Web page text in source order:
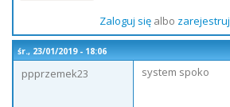
Zaloguj sięalbo zarejestruj
śr., 23/01/2019 - 18:06
ppprzemek23
system spoko